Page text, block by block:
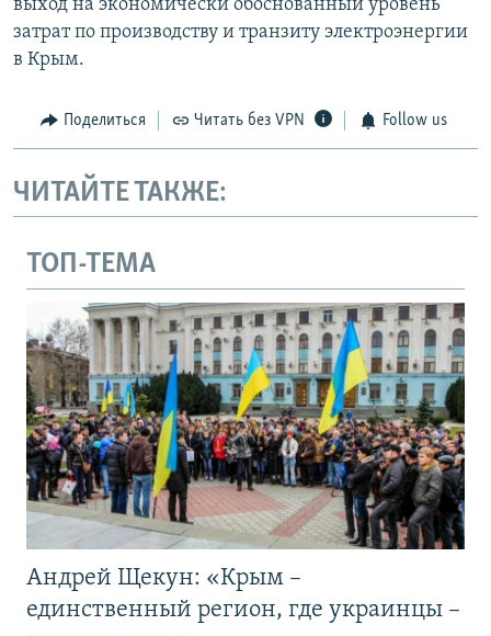
выход на экономически обоснованный уровень
затрат по производству и транзиту электроэнергии
в Крым.
Поделиться Читать без VPN Follow us
ЧИТАЙТЕ ТАКЖЕ:
ТОП-ТЕМА
Андрей Щекун: «Крым –
единственный регион, где украинцы –